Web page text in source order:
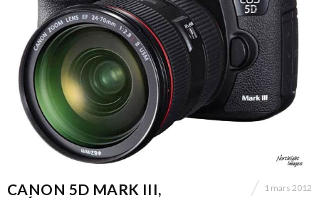
CANON 5D MARK III,
1 mars 2012